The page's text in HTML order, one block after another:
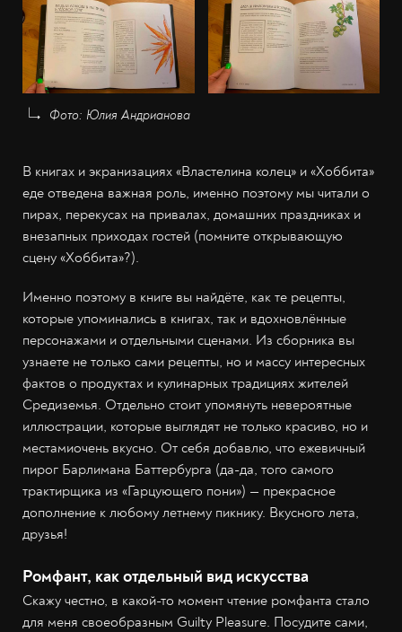
Фото: Юлия Андрианова
В книгах и экранизациях «Властелина колец» и «Хоббита»
еде отведена важная роль, именно поэтому мы читали о
пирах, перекусах на привалах, домашних праздниках и
внезапных приходах гостей (помните открывающую
сцену «Хоббита»?).
Именно поэтому в книге вы найдёте, как те рецепты,
которые упоминались в книгах, так и вдохновлённые
персонажами и отдельными сценами. Из сборника вы
узнаете не только сами рецепты, но и массу интересных
фактов о продуктах и кулинарных традициях жителей
Средиземья. Отдельно стоит упомянуть невероятные
иллюстрации, которые выглядят не только красиво, но и
местамиочень вкусно. От себя добавлю, что ежевичный
пирог Барлимана Баттербурга (да-да, того самого
трактирщика из «Гарцующего пони») — прекрасное
дополнение к любому летнему пикнику. Вкусного лета,
друзья!
Ромфант, как отдельный вид искусства
Скажу честно, в какой-то момент чтение ромфанта стало
для меня своеобразным Guilty Pleasure. Посудите сами,